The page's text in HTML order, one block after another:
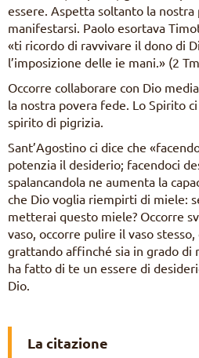
essere. Aspetta soltanto la
manifestarsi. Paolo esortava
«ti ricordo di ravvivare il dono di
l’imposizione delle ie mani.» (2
Occorre collaborare con Dio
la nostra povera fede. Lo Spirito
spirito di pigrizia.
Sant’Agostino ci dice che
potenzia il desiderio; facendoci
spalancandola ne aumenta la
che Dio voglia riempirti di miele:
metterai questo miele? Occorre
vaso, occorre pulire il vaso
grattando affinché sia in grado di
ha fatto di te un essere di
Dio.
La citazione